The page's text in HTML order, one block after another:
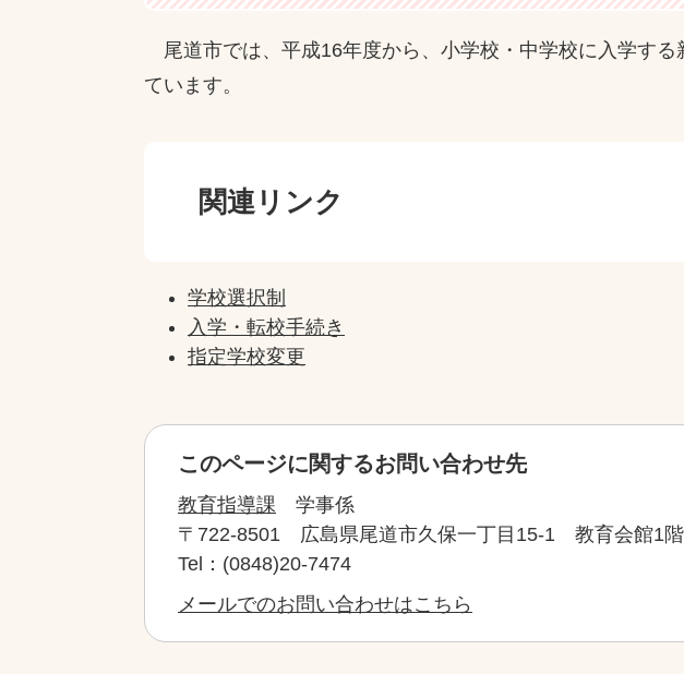
尾道市では、平成16年度から、小学校・中学校に入学す
ています。
関連リンク
学校選択制
入学・転校手続き
指定学校変更
このページに関するお問い合わせ先
教育指導課
学事係
〒722-8501
広島県尾道市久保一丁目15-1 教育会館1階
Tel：(0848)20-7474
メールでのお問い合わせはこちら